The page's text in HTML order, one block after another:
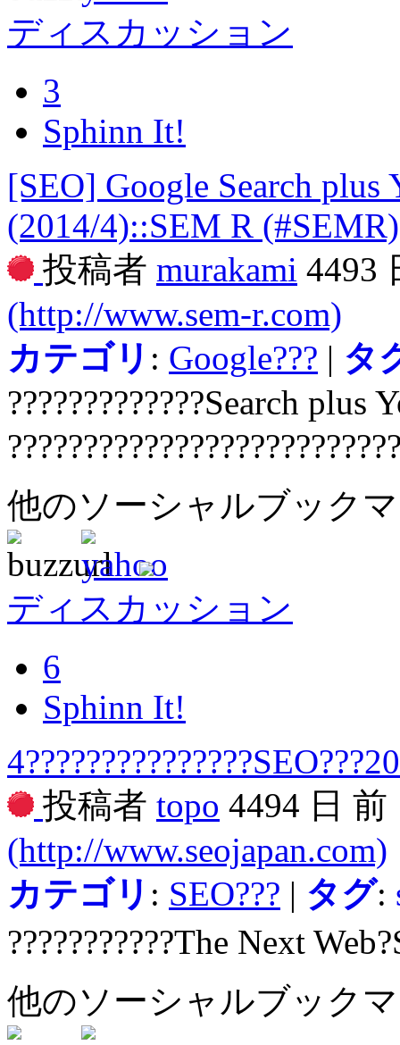
ディスカッション
3
Sphinn It!
[SEO] Google Search plus
(2014/4)::SEM R (#SEMR)
投稿者 murakami 4493
(http://www.sem-r.com)
カテゴリ : Google??? | タ
?????????????Search
他のソーシャルブック
ディスカッション
6
Sphinn It!
投稿者 topo 4494 日 前
(http://www.seojapan.com)
カテゴリ : SEO??? | タグ:
???????????The Next
他のソーシャルブック